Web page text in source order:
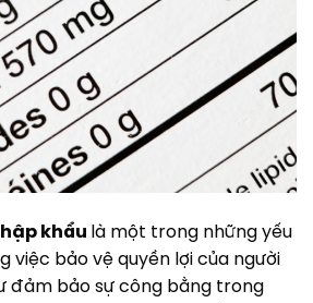
khẩu là một trong những yếu
việc bảo vệ quyền lợi của người
đảm bảo sự công bằng trong